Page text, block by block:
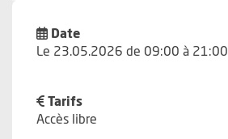
Date
Le 23.05.2026 de 09:00 à 21:00
Tarifs
Accès libre